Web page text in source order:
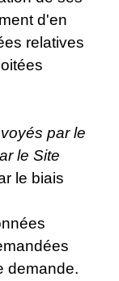
d'en
relatives
par le
le Site
le biais
demande.